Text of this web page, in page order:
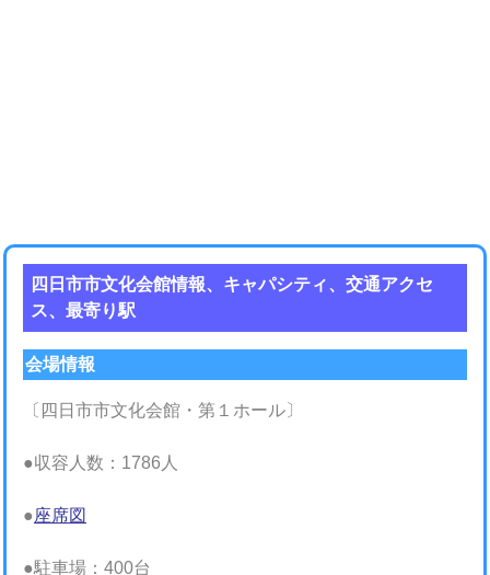
四日市市文化会館情報、キャパシティ、交通アクセ
ス、最寄り駅
会場情報
〔四日市市文化会館・第１ホール〕
●収容人数：1786人
●座席図
●駐車場：400台